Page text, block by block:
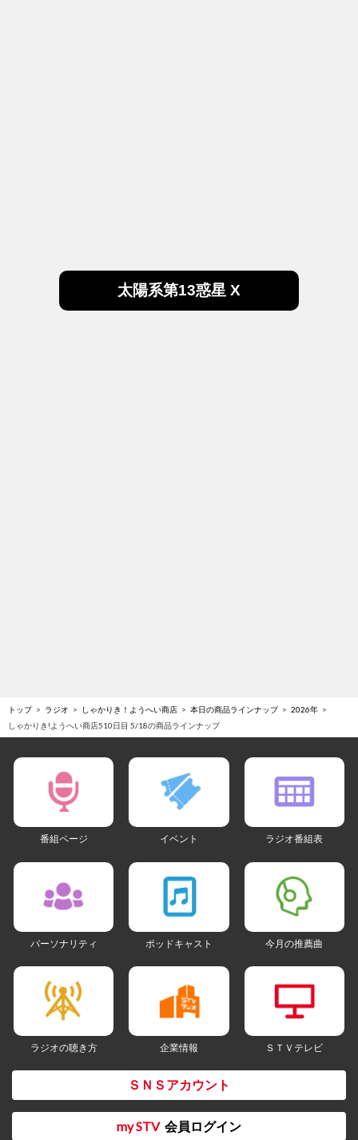
太陽系第13惑星 X
トップ ラジオ しゃかりき！ようへい商店 本日の商品ラインナップ
2026年
しゃかりき!ようへい商店510日目 5/18の商品ラインナップ
番組ページ イベント ラジオ番組表
パーソナリティ ポッドキャスト 今月の推薦曲
ラジオの聴き方 企業情報 ＳＴＶテレビ
ＳＮＳアカウント
my STV 会員ログイン